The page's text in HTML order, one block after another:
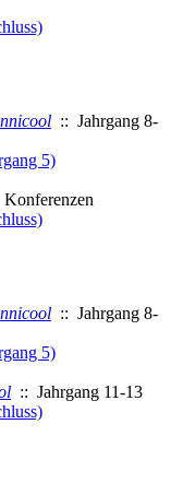
:: Jahrgang 8-
5)
:: Jahrgang 8-
5)
:: Jahrgang 11-13